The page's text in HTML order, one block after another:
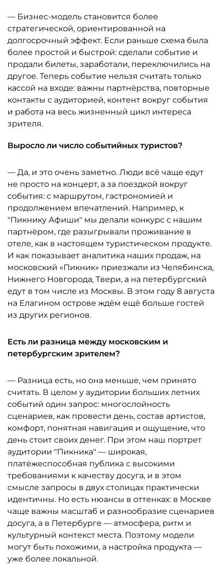
— Бизнес-модель становится более
стратегической, ориентированной на
долгосрочный эффект. Если раньше схема была
более простой и быстрой: сделали событие и
продали билеты, заработали, переключились на
другое. Теперь событие нельзя считать только
кассой на входе: важны партнёрства, повторные
контакты с аудиторией, контент вокруг события
и работа на весь жизненный цикл интереса
зрителя.
Выросло ли число событийных туристов?
— Да, и это очень заметно. Люди всё чаще едут
не просто на концерт, а за поездкой вокруг
события: с маршрутом, гастрономией и
продолжением впечатлений. Например, к
"Пикнику Афиши" мы делали конкурс с нашим
партнёром, где разыгрывали проживание в
отеле, как в настоящем туристическом продукте.
И как показывает аналитика наших продаж, на
московский «Пикник» приезжали из Челябинска,
Нижнего Новгорода, Твери, а на петербургский
едут в том числе из Москвы. В этом году 8 августа
на Елагином острове ждём ещё больше гостей
из других регионов.
Есть ли разница между московским и
петербургским зрителем?
— Разница есть, но она меньше, чем принято
считать. В целом у аудитории больших летних
событий один запрос: многослойность
сценариев, как провести день, состав артистов,
комфорт, понятная навигация и ощущение, что
день стоит своих денег. При этом наш портрет
аудитории "Пикника" — широкая,
платёжеспособная публика с высокими
требованиями к качеству досуга, и в этом
смысле запросы в двух столицах практически
идентичны. Но есть нюансы в оттенках: в Москве
чаще важны масштаб и разнообразие сценариев
досуга, а в Петербурге — атмосфера, ритм и
культурный контекст места. Поэтому модели
могут быть похожими, а настройка продукта —
уже более локальной.